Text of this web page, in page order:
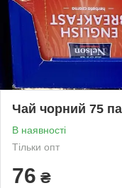
Чай чорний 75
В наявності
Тільки опт
76 ₴